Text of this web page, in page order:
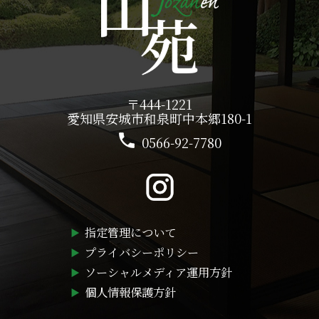
〒444-1221
愛知県安城市和泉町中本郷180-1
0566-92-7780
指定管理について
プライバシーポリシー
ソーシャルメディア運用方針
個人情報保護方針